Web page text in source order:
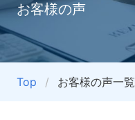
お客様の声
Top お客様の声一覧